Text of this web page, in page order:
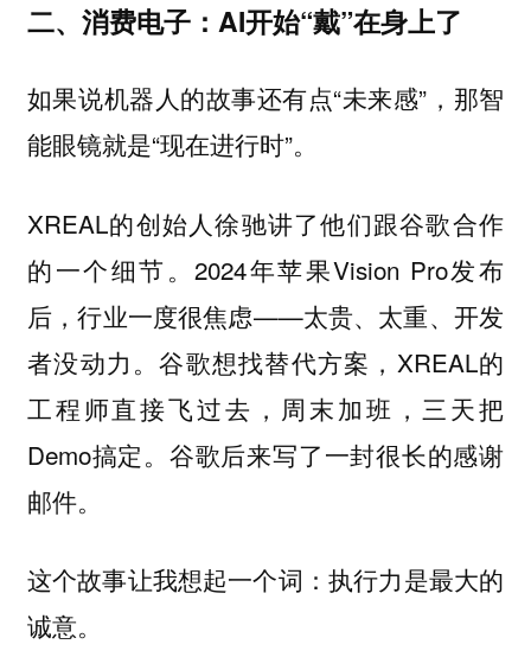
二、消费电子：AI开始“戴”在身上了
如果说机器人的故事还有点“未来感”，那智
能眼镜就是“现在进行时”。
XREAL的创始人徐驰讲了他们跟谷歌合作
的一个细节。2024年苹果Vision Pro发布
后，行业一度很焦虑——太贵、太重、开发
者没动力。谷歌想找替代方案，XREAL的
工程师直接飞过去，周末加班，三天把
Demo搞定。谷歌后来写了一封很长的感谢
邮件。
这个故事让我想起一个词：执行力是最大的
诚意。